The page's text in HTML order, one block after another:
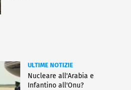
ULTIME NOTIZIE
Nucleare all'Arabia e
Infantino all'Onu?